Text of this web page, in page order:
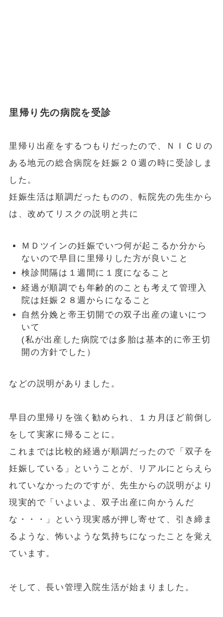
里帰り先の病院を受診
里帰り出産をするつもりだったので、ＮＩＣＵの
ある地元の総合病院を妊娠２０週の時に受診しま
した。
妊娠生活は順調だったものの、転院先の先生から
は、改めてリスクの説明と共に
ＭＤツインの妊娠でいつ何が起こるか分から
ないので早目に里帰りした方が良いこと
検診間隔は１週間に１度になること
経過が順調でも年齢的のことも考えて管理入
院は妊娠２８週からになること
自然分娩と帝王切開での双子出産の違いにつ
いて
(私が出産した病院では多胎は基本的に帝王切
開の方針でした）
などの説明がありました。
早目の里帰りを強く勧められ、１カ月ほど前倒し
をして実家に帰ることに。
これまでは比較的経過が順調だったので「双子を
妊娠している」ということが、リアルにとらえら
れていなかったのですが、先生からの説明がより
現実的で「いよいよ、双子出産に向かうんだ
な・・・」という現実感が押し寄せて、引き締ま
るような、怖いような気持ちになったことを覚え
ています。
そして、長い管理入院生活が始まりました。